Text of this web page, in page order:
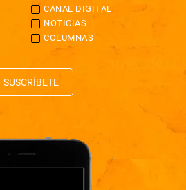
CANAL DIGITAL
NOTICIAS
COLUMNAS
SUSCRÍBETE